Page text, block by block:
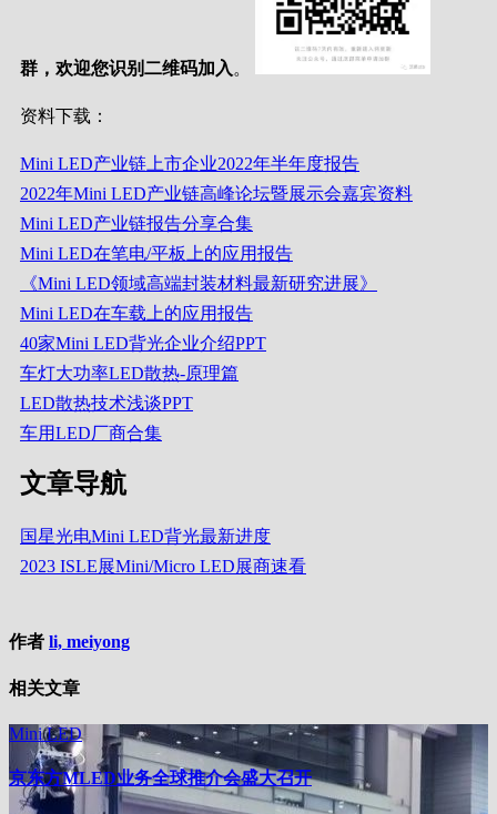
群，欢迎您识别二维码加入 。
资料下载：
Mini LED产业链上市企业2022年半年度报告
2022年Mini LED产业链高峰论坛暨展示会嘉宾资料
Mini LED产业链报告分享合集
Mini LED在笔电/平板上的应用报告
《Mini LED领域高端封装材料最新研究进展》
Mini LED在车载上的应用报告
40家Mini LED背光企业介绍PPT
车灯大功率LED散热-原理篇
LED散热技术浅谈PPT
车用LED厂商合集
文章导航
国星光电Mini LED背光最新进度
2023 ISLE展Mini/Micro LED展商速看
作者 li, meiyong
相关文章
Mini LED
京东方MLED业务全球推介会盛大召开